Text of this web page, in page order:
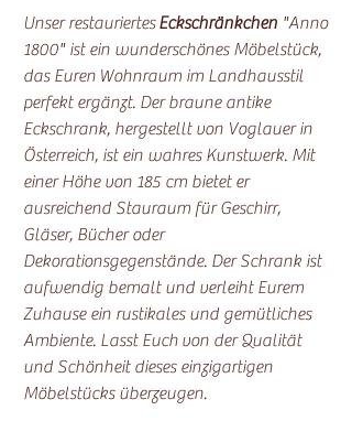
Unser restauriertesEckschränkchen "Anno
1800" ist ein wunderschönes Möbelstück,
das Euren Wohnraum im Landhausstil
perfekt ergänzt. Der braune antike
Eckschrank, hergestellt von Voglauer in
Österreich, ist ein wahres Kunstwerk. Mit
einer Höhe von 185 cm bietet er
ausreichend Stauraum für Geschirr,
Gläser, Bücher oder
Dekorationsgegenstände. Der Schrank ist
aufwendig bemalt und verleiht Eurem
Zuhause ein rustikales und gemütliches
Ambiente. Lasst Euch von der Qualität
und Schönheit dieses einzigartigen
Möbelstücks überzeugen.